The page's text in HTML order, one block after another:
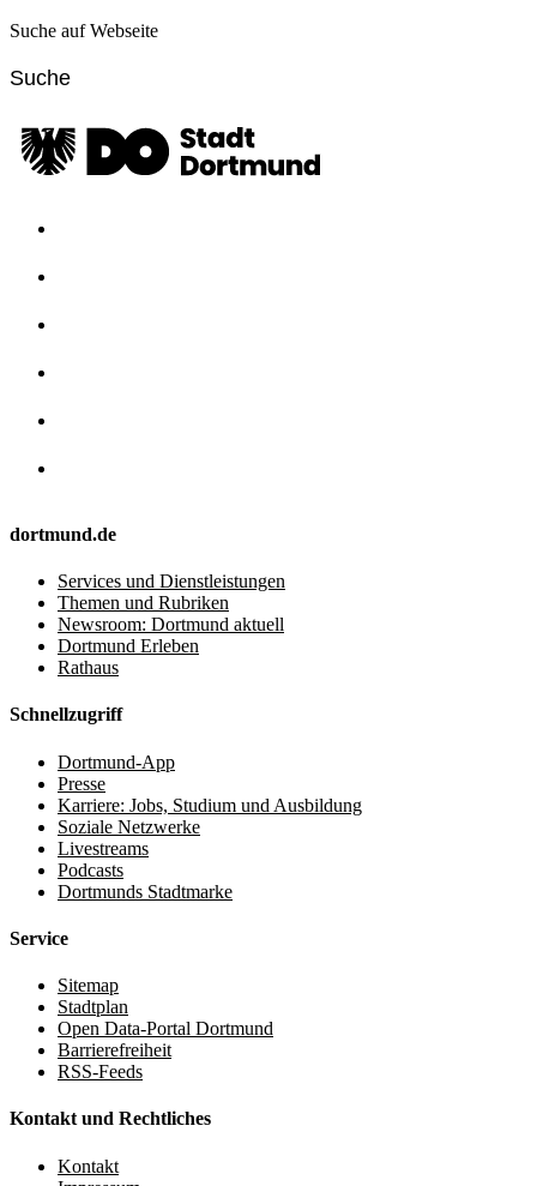
Suche auf Webseite
dortmund.de
Services und Dienstleistungen
Themen und Rubriken
Newsroom: Dortmund aktuell
Dortmund Erleben
Rathaus
Schnellzugriff
Dortmund-App
Presse
Karriere: Jobs, Studium und Ausbildung
Soziale Netzwerke
Livestreams
Podcasts
Dortmunds Stadtmarke
Service
Sitemap
Stadtplan
Open Data-Portal Dortmund
Barrierefreiheit
RSS-Feeds
Kontakt und Rechtliches
Kontakt